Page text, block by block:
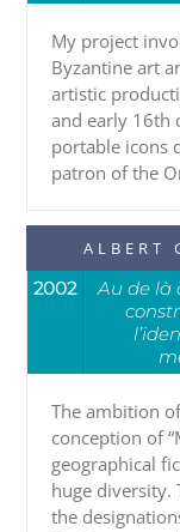
My project
Byzantine art
artistic
and early 16th
portable icons
patron of the
ALBERT
2002
Au de là
The ambition
conception of
geographical
huge diversity.
the